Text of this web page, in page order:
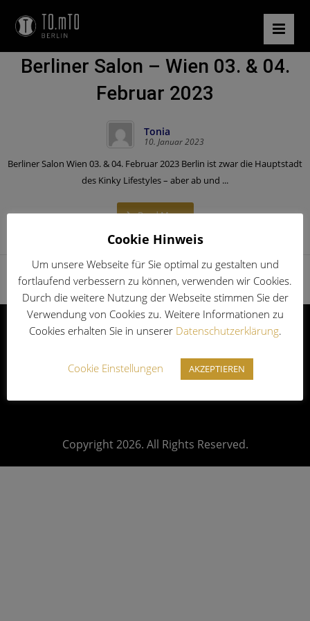
Berliner Salon – Wien 03. & 04.
Februar 2023
Tonia
10. Januar 2023
Berliner Salon Wien 03. & 04. Februar 2023 Berlin ist zwar die Hauptstadt
des Kinky Lifestyles – aber ab und ...
Read More
Impressum| Datenschutz|AGB|
Copyright 2026. All Rights Reserved.
Cookie Hinweis
Um unsere Webseite für Sie optimal zu gestalten und
fortlaufend verbessern zu können, verwenden wir Cookies.
Durch die weitere Nutzung der Webseite stimmen Sie der
Verwendung von Cookies zu. Weitere Informationen zu
Cookies erhalten Sie in unserer Datenschutzerklärung.
Cookie Einstellungen AKZEPTIEREN